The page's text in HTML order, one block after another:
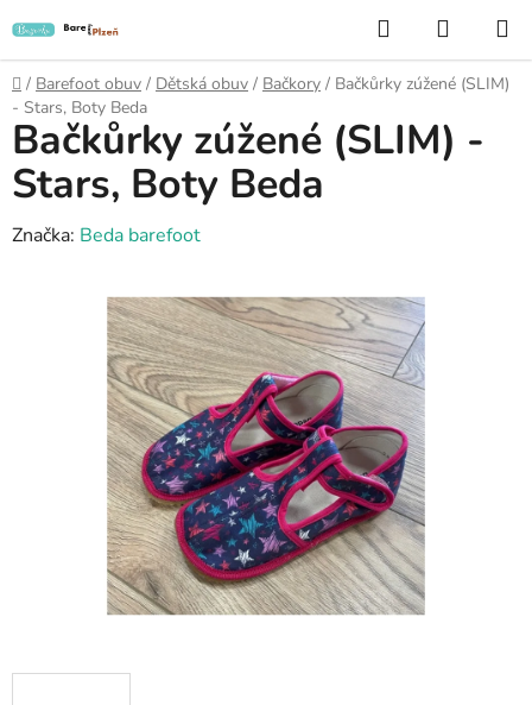
na
obsah
Hledat
KOŠÍK
Domů
/ Barefoot obuv / Dětská obuv / Bačkory / Bačkůrky zúžené (SLIM)
- Stars, Boty Beda
Bačkůrky zúžené (SLIM) -
Stars, Boty Beda
Značka: Beda barefoot